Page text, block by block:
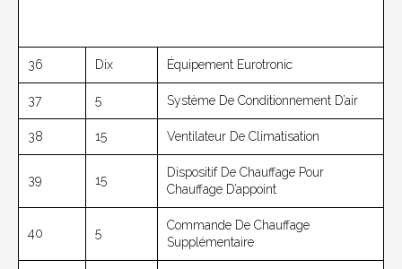
36 Dix Équipement Eurotronic
37 5 Système De Conditionnement D’air
38 15 Ventilateur De Climatisation
39 15
Dispositif De Chauffage Pour
Chauffage D’appoint
40 5
Commande De Chauffage
Supplémentaire